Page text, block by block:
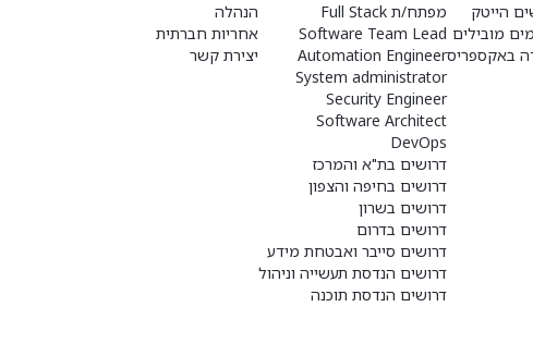
הייטק
מובילים
באקספריס
מפתח/ת Full Stack
Software Team Lead
Automation Engineer
System administrator
Security Engineer
Software Architect
DevOps
דרושים בת"א והמרכז
דרושים בחיפה והצפון
דרושים בשרון
דרושים בדרום
דרושים סייבר ואבטחת מידע
דרושים הנדסת תעשייה וניהול
דרושים הנדסת תוכנה
הנהלה
אחריות חברתית
יצירת קשר